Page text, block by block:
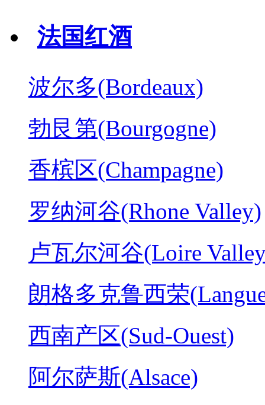
法国红酒
波尔多(Bordeaux)
勃艮第(Bourgogne)
香槟区(Champagne)
罗纳河谷(Rhone Valley)
卢瓦尔河谷(Loire
朗格多克鲁西荣
西南产区(Sud-Ouest)
阿尔萨斯(Alsace)